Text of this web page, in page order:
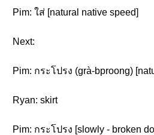
Pim: ใส่ [natural native speed]
Next:
Pim: กระโปรง (grà-bproong)
Ryan: skirt
Pim: กระโปรง [slowly - broken